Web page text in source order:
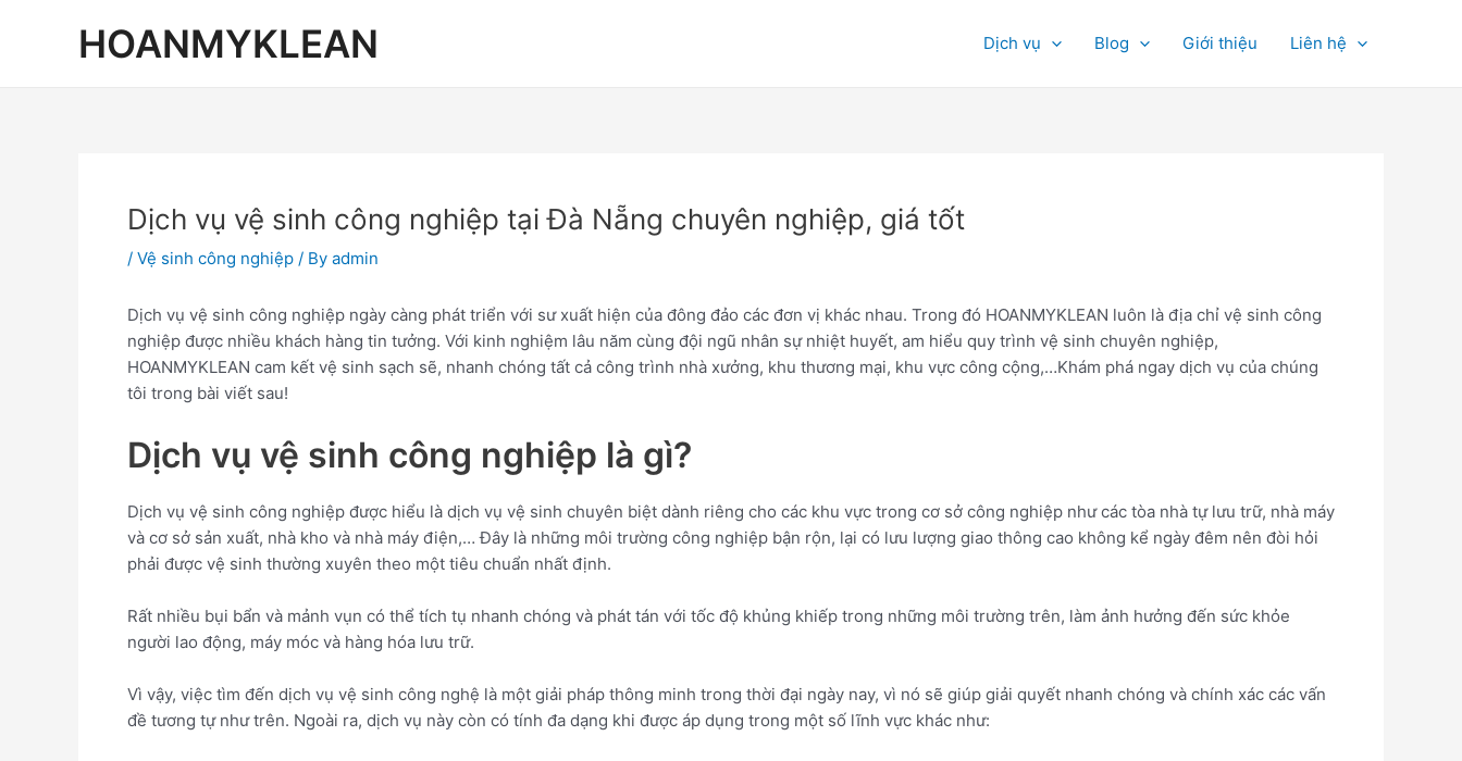
HOANMYKLEAN Dịch vụ Blog Giới thiệu Liên hệ
Dịch vụ vệ sinh công nghiệp tại Đà Nẵng chuyên nghiệp, giá tốt
/ Vệ sinh công nghiệp / By admin
Dịch vụ vệ sinh công nghiệp ngày càng phát triển với sư xuất hiện của đông đảo các đơn vị khác nhau. Trong đó HOANMYKLEAN luôn là địa chỉ vệ sinh công
nghiệp được nhiều khách hàng tin tưởng. Với kinh nghiệm lâu năm cùng đội ngũ nhân sự nhiệt huyết, am hiểu quy trình vệ sinh chuyên nghiệp,
HOANMYKLEAN cam kết vệ sinh sạch sẽ, nhanh chóng tất cả công trình nhà xưởng, khu thương mại, khu vực công cộng,…Khám phá ngay dịch vụ của chúng
tôi trong bài viết sau!
Dịch vụ vệ sinh công nghiệp là gì?
Dịch vụ vệ sinh công nghiệp được hiểu là dịch vụ vệ sinh chuyên biệt dành riêng cho các khu vực trong cơ sở công nghiệp như các tòa nhà tự lưu trữ, nhà máy
và cơ sở sản xuất, nhà kho và nhà máy điện,… Đây là những môi trường công nghiệp bận rộn, lại có lưu lượng giao thông cao không kể ngày đêm nên đòi hỏi
phải được vệ sinh thường xuyên theo một tiêu chuẩn nhất định.
Rất nhiều bụi bẩn và mảnh vụn có thể tích tụ nhanh chóng và phát tán với tốc độ khủng khiếp trong những môi trường trên, làm ảnh hưởng đến sức khỏe
người lao động, máy móc và hàng hóa lưu trữ.
Vì vậy, việc tìm đến dịch vụ vệ sinh công nghệ là một giải pháp thông minh trong thời đại ngày nay, vì nó sẽ giúp giải quyết nhanh chóng và chính xác các vấn
đề tương tự như trên. Ngoài ra, dịch vụ này còn có tính đa dạng khi được áp dụng trong một số lĩnh vực khác như:
navigation